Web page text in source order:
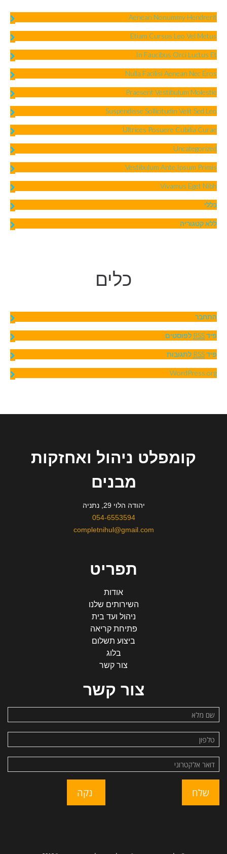
Aenean Nonummy Hendrerit
Etiam Cursus Leo Vel Metus
In Faucibus Orci Luctus Et
Nulla Facilisi Aenean Nec Eros
Praesent Vestibulum Molestie
Suspendisse Sollicitudin Velit Sed Leo
Ultrices Posuere Cubilia Curae
Uncategorized
Vestibulum Ante Ipsum Primis
Vivamus Eget Nibh
כללי
ללא קטגוריה
כלים
התחבר
פידRSS לפוסטים
פידRSS לתגובות
WordPress.org
קומפלט ניהול ואחזקות
מבנים
יהודה הלוי 29, נתניה
054-6553594
completnihul@gmail.com
תפריט
אודות
השירותים שלנו
ניהול ועד בית
פתיחת קריאה
ביצוע תשלום
בלוג
צור קשר
צור קשר